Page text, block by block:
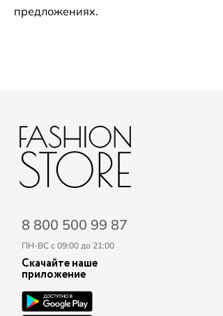
предложениях.
8 800 500 99 87
ПН-ВС с 09:00 до 21:00
Скачайте наше
приложение